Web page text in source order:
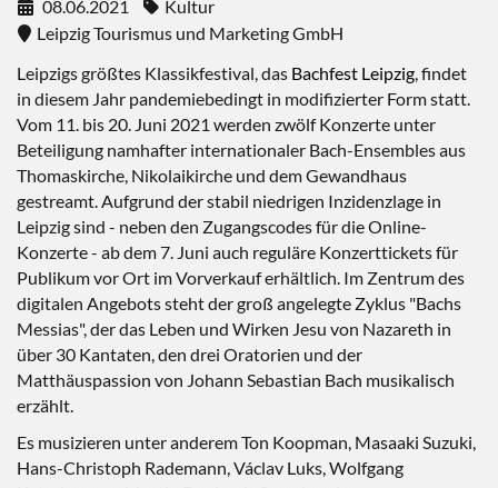
08.06.2021
Kultur
Leipzig Tourismus und Marketing GmbH
Leipzigs größtes Klassikfestival, das Bachfest Leipzig, findet
in diesem Jahr pandemiebedingt in modifizierter Form statt.
Vom 11. bis 20. Juni 2021 werden zwölf Konzerte unter
Beteiligung namhafter internationaler Bach-Ensembles aus
Thomaskirche, Nikolaikirche und dem Gewandhaus
gestreamt. Aufgrund der stabil niedrigen Inzidenzlage in
Leipzig sind - neben den Zugangscodes für die Online-
Konzerte - ab dem 7. Juni auch reguläre Konzerttickets für
Publikum vor Ort im Vorverkauf erhältlich. Im Zentrum des
digitalen Angebots steht der groß angelegte Zyklus "Bachs
Messias", der das Leben und Wirken Jesu von Nazareth in
über 30 Kantaten, den drei Oratorien und der
Matthäuspassion von Johann Sebastian Bach musikalisch
erzählt.
Es musizieren unter anderem Ton Koopman, Masaaki Suzuki,
Hans-Christoph Rademann, Václav Luks, Wolfgang